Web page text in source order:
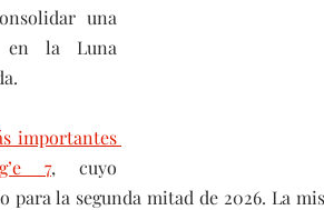
una
en la Luna
importantes
7, cuyo
para la segunda mitad de 2026. La